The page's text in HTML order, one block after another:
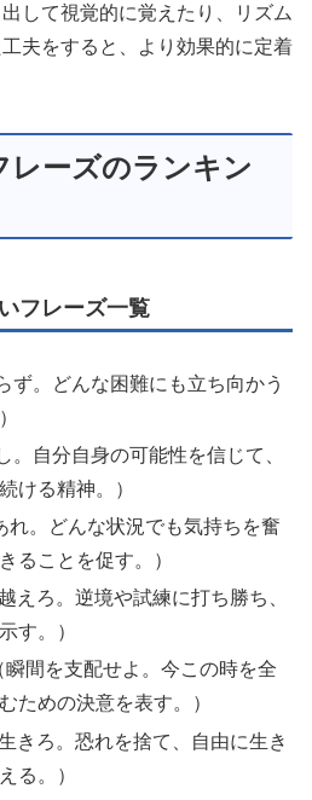
して視覚的に覚えたり、リズム
夫をすると、より効果的に定着
レーズのランキン
フレーズ一覧
ず。どんな困難にも立ち向かう
。自分自身の可能性を信じて、
ける精神。）
れ。どんな状況でも気持ちを奮
ることを促す。）
えろ。逆境や試練に打ち勝ち、
す。）
瞬間を支配せよ。今この時を全
ための決意を表す。）
きろ。恐れを捨て、自由に生き
る。）